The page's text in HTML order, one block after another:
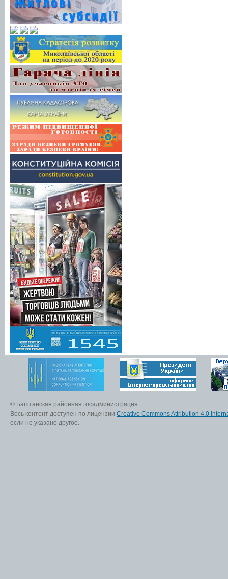
© Баштанская районная госадминистрация
Весь контент доступен по лицензии Creative Commons Attribution 4.0
если не указано другое.